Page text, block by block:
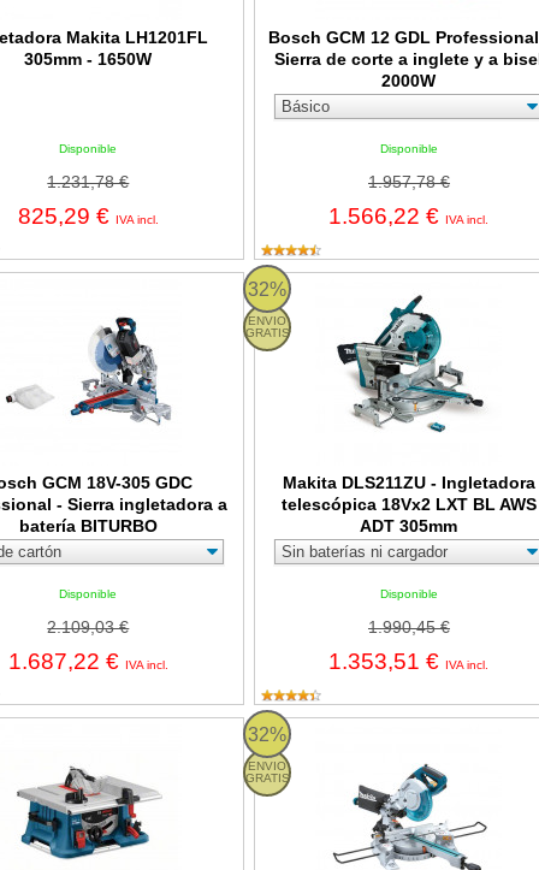
Makita LH1201FL
305mm - 1650W
Disponible
1.231,78 €
825,29 € IVA incl.
Bosch GCM 12 GDL
Sierra de corte a inglete y a
2000W
Disponible
1.957,78 €
1.566,22 € IVA incl.
GCM 18V-305 GDC
- Sierra ingletadora a
batería BITURBO
Disponible
2.109,03 €
1.687,22 € IVA incl.
18V-305 GDC Professional - Sierra ingletadora a batería
32%
ENVIO
GRATIS
Makita DLS211ZU - Ingletadora
telescópica 18Vx2 LXT BL AWS
ADT 305mm
Disponible
1.990,45 €
1.353,51 € IVA incl.
Makita DLS211ZU - Ingletadora
635-216 - Sierra de mesa 32%
ENVIO
GRATIS
Ingletadora telescópica Makita